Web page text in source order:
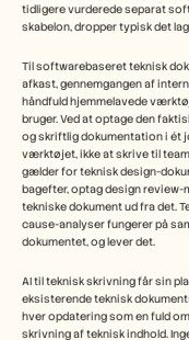
tidligere vurderede separat
skabelon, dropper typisk det
Til softwarebaseret teknisk
afkast, gennemgangen af
håndfuld hjemmelavede
bruger. Ved at optage den
og skriftlig dokumentation i ét
værktøjet, ikke at skrive til
gælder for teknisk design-
bagefter, optag design review-
tekniske dokument ud fra det.
cause-analyser fungerer på
dokumentet, og lever det.
AI til teknisk skrivning får sin
eksisterende teknisk
hver opdatering som en fuld
skrivning af teknisk indhold.